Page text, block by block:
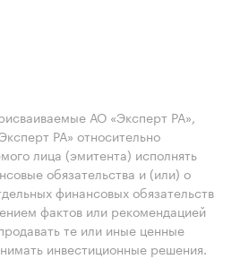
АО «Эксперт РА»,
РА» относительно
лица (эмитента) исполнять
обязательства и (или) о
финансовых обязательств
фактов или рекомендацией
те или иные ценные
инвестиционные решения.